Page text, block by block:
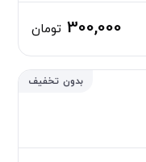
300,000 تومان
بدون تخفیف